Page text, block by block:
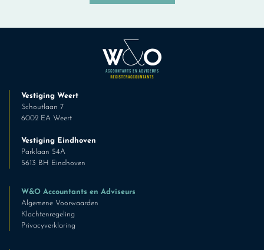
Vestiging Weert
Schoutlaan 7
6002 EA Weert
Vestiging Eindhoven
Parklaan 54A
5613 BH Eindhoven
W&O Accountants en Adviseurs
Algemene Voorwaarden
Klachtenregeling
Privacyverklaring